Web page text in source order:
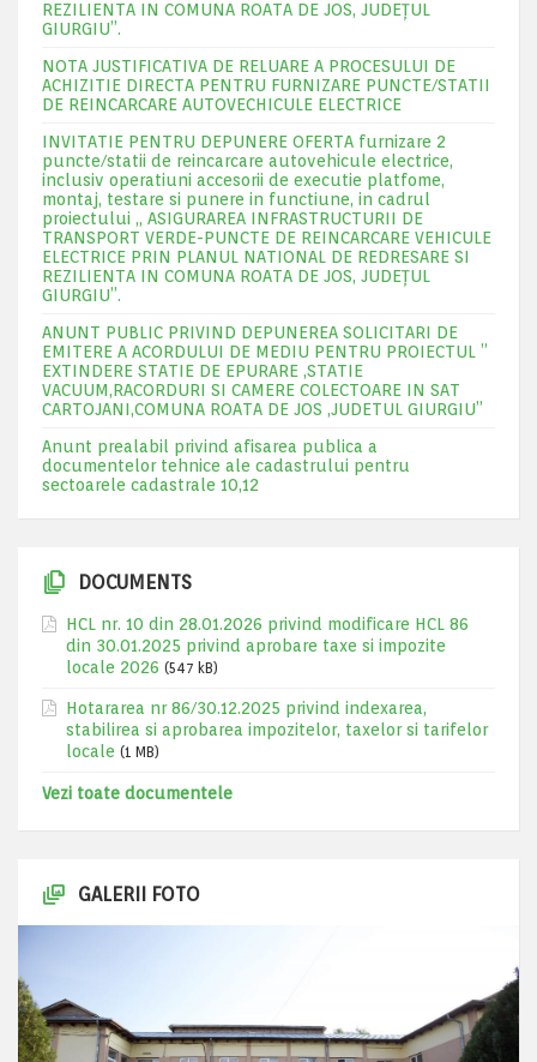
REZILIENTA IN COMUNA ROATA DE JOS, JUDEŢUL
GIURGIU”.
NOTA JUSTIFICATIVA DE RELUARE A PROCESULUI DE
ACHIZITIE DIRECTA PENTRU FURNIZARE PUNCTE/STATII
DE REINCARCARE AUTOVECHICULE ELECTRICE
INVITATIE PENTRU DEPUNERE OFERTA furnizare 2
puncte/statii de reincarcare autovehicule electrice,
inclusiv operatiuni accesorii de executie platfome,
montaj, testare si punere in functiune, in cadrul
proiectului „ ASIGURAREA INFRASTRUCTURII DE
TRANSPORT VERDE-PUNCTE DE REINCARCARE VEHICULE
ELECTRICE PRIN PLANUL NATIONAL DE REDRESARE SI
REZILIENTA IN COMUNA ROATA DE JOS, JUDEŢUL
GIURGIU”.
ANUNT PUBLIC PRIVIND DEPUNEREA SOLICITARI DE
EMITERE A ACORDULUI DE MEDIU PENTRU PROIECTUL ”
EXTINDERE STATIE DE EPURARE ,STATIE
VACUUM,RACORDURI SI CAMERE COLECTOARE IN SAT
CARTOJANI,COMUNA ROATA DE JOS ,JUDETUL GIURGIU”
Anunt prealabil privind afisarea publica a
documentelor tehnice ale cadastrului pentru
sectoarele cadastrale 10,12
DOCUMENTS
HCL nr. 10 din 28.01.2026 privind modificare HCL 86
din 30.01.2025 privind aprobare taxe si impozite
locale 2026 (547 kB)
Hotararea nr 86/30.12.2025 privind indexarea,
stabilirea si aprobarea impozitelor, taxelor si tarifelor
locale (1 MB)
Vezi toate documentele
GALERII FOTO